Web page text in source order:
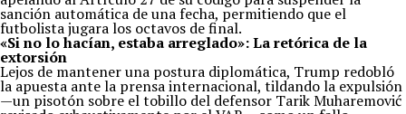
sanción automática de una fecha, permitiendo que el
futbolista jugara los octavos de final.
«Si no lo hacían, estaba arreglado»: La retórica de la
extorsión
Lejos de mantener una postura diplomática, Trump redobló
la apuesta ante la prensa internacional, tildando la expulsión
—un pisotón sobre el tobillo del defensor Tarik Muharemović